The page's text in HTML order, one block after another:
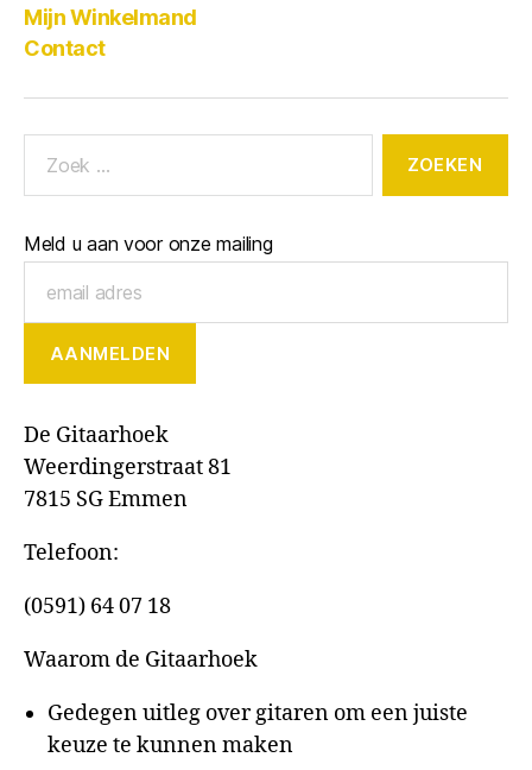
Mijn Winkelmand
Contact
Meld u aan voor onze mailing
De Gitaarhoek
Weerdingerstraat 81
7815 SG Emmen
Telefoon:
(0591) 64 07 18
Waarom de Gitaarhoek
Gedegen uitleg over gitaren om een juiste
keuze te kunnen maken